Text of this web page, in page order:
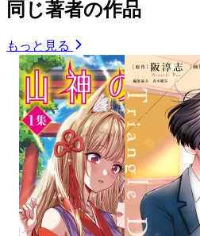
同じ著者の作品
もっと見る